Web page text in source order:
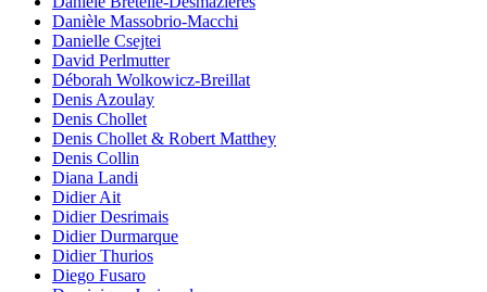
Danièle Massobrio-Macchi
Danielle Csejtei
David Perlmutter
Déborah Wolkowicz-Breillat
Denis Azoulay
Denis Chollet
Denis Chollet & Robert Matthey
Denis Collin
Diana Landi
Didier Ait
Didier Desrimais
Didier Durmarque
Didier Thurios
Diego Fusaro